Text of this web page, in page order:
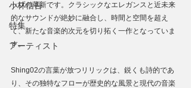
小林信吾
特集
アーティスト
ップの革新です。クラシックなエレガンスと近未来
的なサウンドが絶妙に融合し、時間と空間を超え
て、新たな音楽的次元を切り拓く一作となっていま
す。
Shing02の言葉が放つリリックは、鋭くも詩的であ
り、その独特なフローが歴史的な風景と現代の音楽